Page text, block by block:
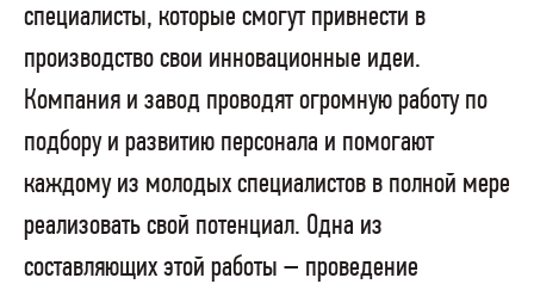
специалисты, которые смогут привнести в
производство свои инновационные идеи.
Компания и завод проводят огромную работу по
подбору и развитию персонала и помогают
каждому из молодых специалистов в полной мере
реализовать свой потенциал. Одна из
составляющих этой работы – проведение